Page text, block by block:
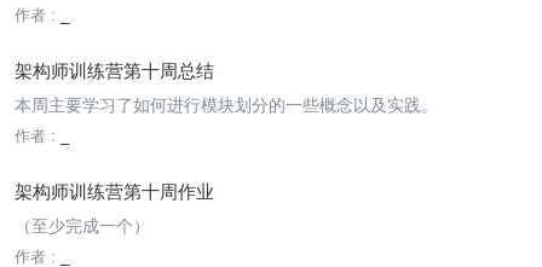
作者 :
架构师训练营第十周总结
本周主要学习了如何进行模块划分的一些概念以及实践。
作者 :
架构师训练营第十周作业
（至少完成一个）
作者 :